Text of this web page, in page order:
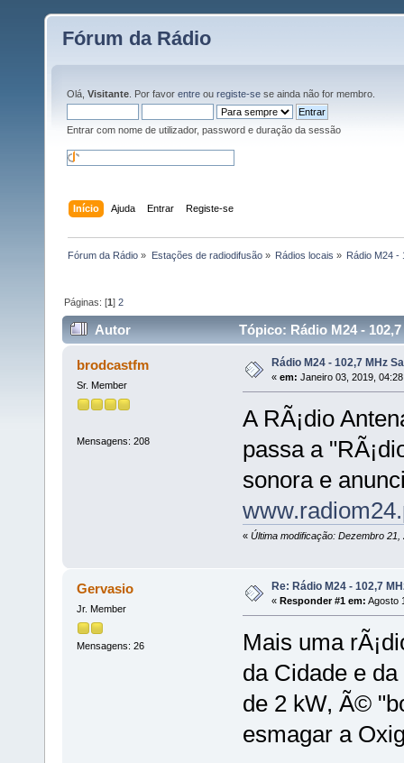
Fórum da Rádio
Olá, Visitante . Por favor entre ou registe-se se ainda não for membro.
Entrar com nome de utilizador, password e duração da sessão
Início Ajuda Entrar Registe-se
Fórum da Rádio » Estações de radiodifusão» Rádios locais » Rádio M24 -
Páginas: [1]2
Autor Tópico: Rádio M24 -
brodcastfm
Sr. Member
Mensagens: 208
Rádio M24 - 102,7 MHz
« em: Janeiro 03, 2019,
A RÃ¡dio
passa a
sonora e
« Última modificação: Dezembro
Gervasio
Jr. Member
Mensagens: 26
Re: Rádio M24 - 102,7
« Responder #1 em: Agosto
Mais uma
da Cidade e
de 2 kW, Ã©
esmagar a